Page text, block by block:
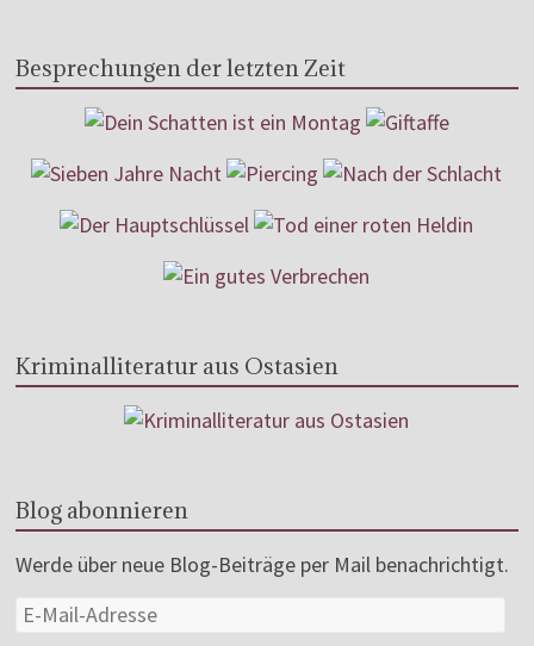
Besprechungen der letzten Zeit
Kriminalliteratur aus Ostasien
Blog abonnieren
Werde über neue Blog-Beiträge per Mail benachrichtigt.